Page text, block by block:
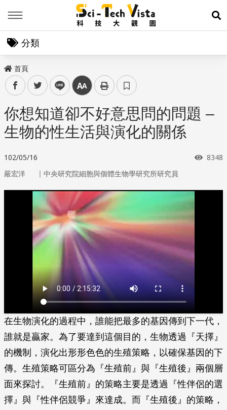
展
分類
首頁
facebooktwitter line 中
你想知道卻不好意思問的問題 –
生物的性生活與演化的關係
102/05/16 瀏覽
8348
嚴宏洋 ｜ 中央研究院細胞與個體生物學研究所研究員
在生物演化的過程中，誰能把最多的基因傳到下一代，
誰就是贏家。為了要達到這個目的，生物透過『天擇』
的機制，演化出形形色色的生殖策略，以確保基因的下
傳。生殖策略可區分為『生殖前』與『生殖後』兩個層
面來探討。『生殖前』的策略主要是透過『性伴侶的選
擇』與『性伴侶競爭』來達成。而『生殖後』的策略，